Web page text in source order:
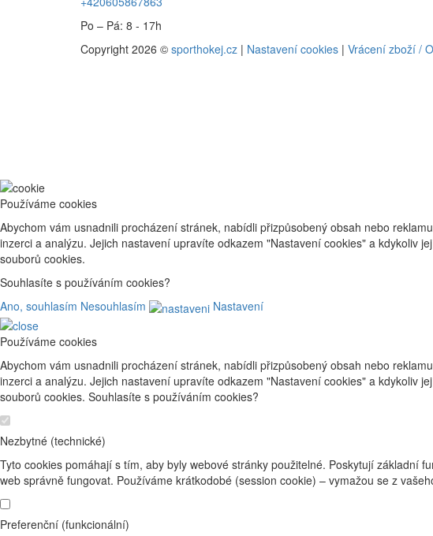
Po – Pá: 8 - 17h
Copyright 2026 © sporthokej.cz | Nastavení cookies | Vrácení zboží /
Používáme cookies
Abychom vám usnadnili procházení stránek, nabídli přizpůsobený obsah nebo
inzerci a analýzu. Jejich nastavení upravíte odkazem "Nastavení cookies" a kdykoliv
souborů cookies.
Souhlasíte s používáním cookies?
Ano, souhlasím Nesouhlasím Nastavení
Používáme cookies
Abychom vám usnadnili procházení stránek, nabídli přizpůsobený obsah nebo
inzerci a analýzu. Jejich nastavení upravíte odkazem "Nastavení cookies" a kdykoliv
souborů cookies. Souhlasíte s používáním cookies?
Nezbytné (technické)
Tyto cookies pomáhají s tím, aby byly webové stránky použitelné. Poskytují základní
web správně fungovat. Používáme krátkodobé (session cookie) – vymažou se z
Preferenční (funkcionální)